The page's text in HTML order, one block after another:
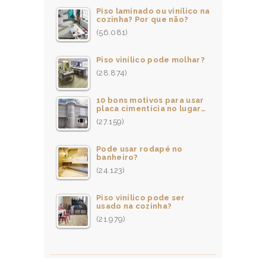
Piso laminado ou vinílico na
cozinha? Por que não?
(56.081)
Piso vinílico pode molhar?
(28.874)
10 bons motivos para usar
placa cimentícia no lugar…
(27.159)
Pode usar rodapé no
banheiro?
(24.123)
Piso vinílico pode ser
usado na cozinha?
(21.979)